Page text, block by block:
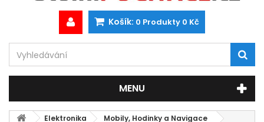
Košík: 0 Produkty 0 Kč
MENU
Elektronika
Mobily, Hodinky a Navigace